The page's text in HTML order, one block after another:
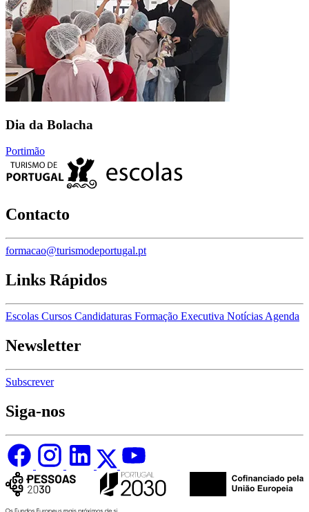
Dia da Bolacha
Portimão
Contacto
formacao@turismodeportugal.pt
Links Rápidos
Escolas Cursos Candidaturas Formação Executiva Notícias Agenda
Newsletter
Subscrever
Siga-nos